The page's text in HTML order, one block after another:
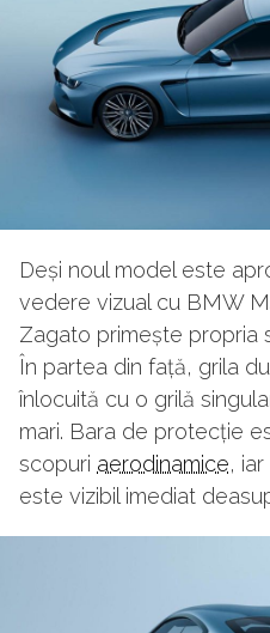
Deși noul model este
vedere vizual cu BMW
Zagato primește propria
În partea din față, grila
înlocuită cu o grilă
mari. Bara de protecție
scopuri aerodinamice,
este vizibil imediat